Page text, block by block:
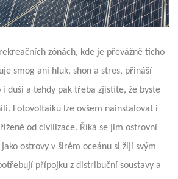
zónách, kde je převážně ticho
smog ani hluk, shon a stres, přináší
duši a tehdy pak třeba zjistíte, že byste
Fotovoltaiku lze ovšem nainstalovat i
od civilizace. Říká se jim ostrovní
ostrovy v širém oceánu si žijí svým
přípojku z distribuční soustavy a